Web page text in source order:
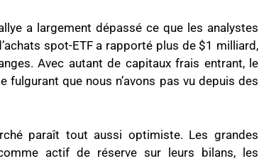
a largement dépassé ce que les analystes
spot-ETF a rapporté plus de $1 milliard,
Avec autant de capitaux frais entrant, le
que nous n’avons pas vu depuis des
paraît tout aussi optimiste. Les grandes
actif de réserve sur leurs bilans, les